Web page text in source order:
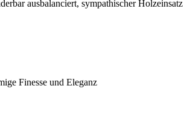
ausbalanciert, sympathischer Holzeinsatz
Finesse und Eleganz